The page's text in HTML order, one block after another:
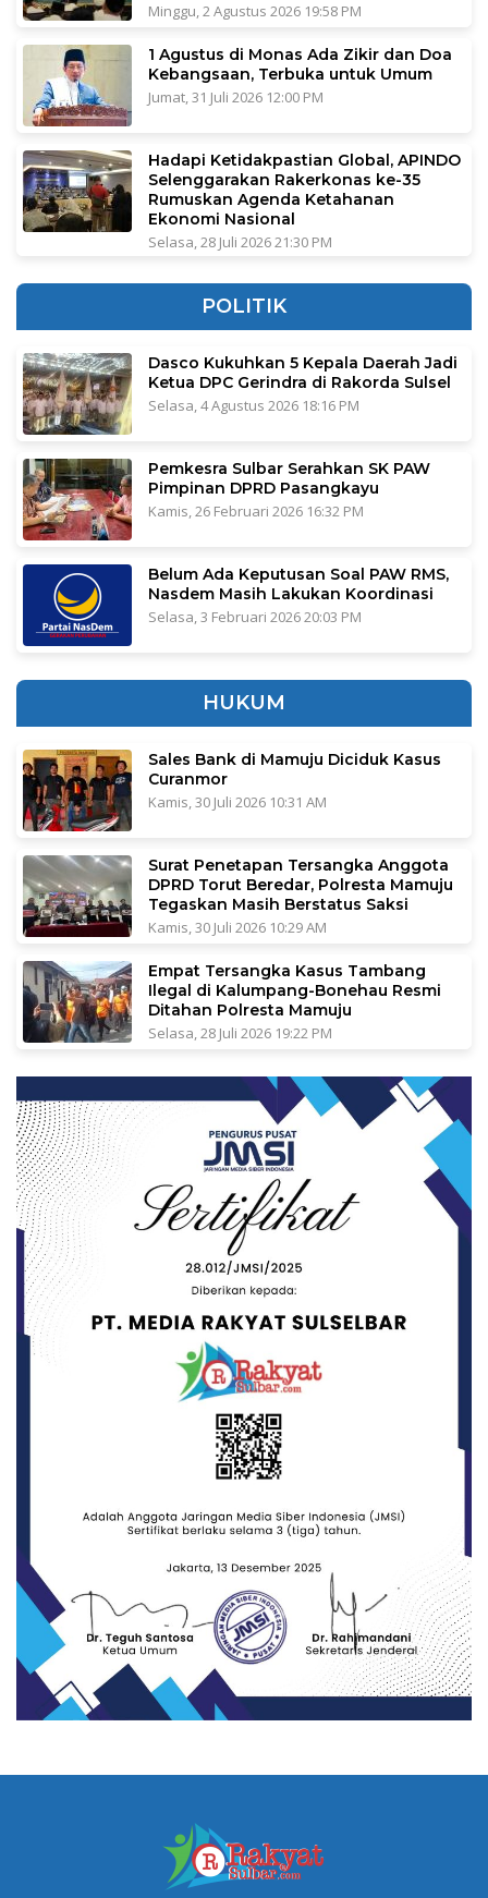
Minggu, 2 Agustus 2026 19:58 PM
1 Agustus di Monas Ada Zikir dan Doa
Kebangsaan, Terbuka untuk Umum
Jumat, 31 Juli 2026 12:00 PM
Hadapi Ketidakpastian Global, APINDO
Selenggarakan Rakerkonas ke-35
Rumuskan Agenda Ketahanan
Ekonomi Nasional
Selasa, 28 Juli 2026 21:30 PM
POLITIK
Dasco Kukuhkan 5 Kepala Daerah Jadi
Ketua DPC Gerindra di Rakorda Sulsel
Selasa, 4 Agustus 2026 18:16 PM
Pemkesra Sulbar Serahkan SK PAW
Pimpinan DPRD Pasangkayu
Kamis, 26 Februari 2026 16:32 PM
Belum Ada Keputusan Soal PAW RMS,
Nasdem Masih Lakukan Koordinasi
Selasa, 3 Februari 2026 20:03 PM
HUKUM
Sales Bank di Mamuju Diciduk Kasus
Curanmor
Kamis, 30 Juli 2026 10:31 AM
Surat Penetapan Tersangka Anggota
DPRD Torut Beredar, Polresta Mamuju
Tegaskan Masih Berstatus Saksi
Kamis, 30 Juli 2026 10:29 AM
Empat Tersangka Kasus Tambang
Ilegal di Kalumpang-Bonehau Resmi
Ditahan Polresta Mamuju
Selasa, 28 Juli 2026 19:22 PM